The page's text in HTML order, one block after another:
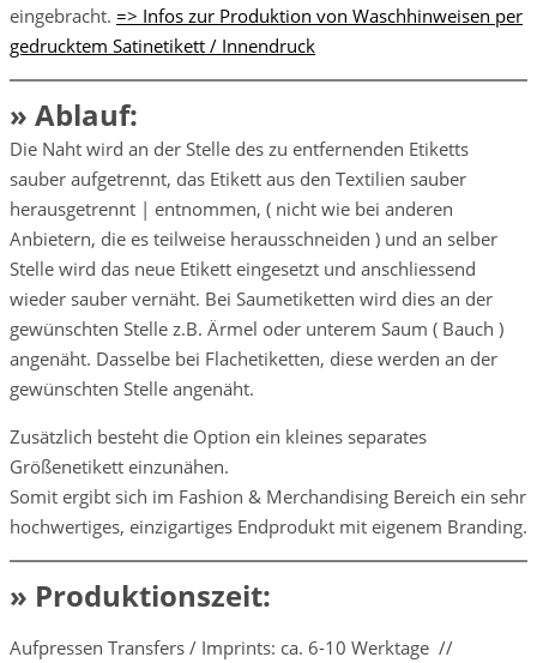
eingebracht. => Infos zur Produktion von Waschhinweisen per
gedrucktem Satinetikett / Innendruck
» Ablauf:
Die Naht wird an der Stelle des zu entfernenden Etiketts
sauber aufgetrennt, das Etikett aus den Textilien sauber
herausgetrennt | entnommen, ( nicht wie bei anderen
Anbietern, die es teilweise herausschneiden ) und an selber
Stelle wird das neue Etikett eingesetzt und anschliessend
wieder sauber vernäht. Bei Saumetiketten wird dies an der
gewünschten Stelle z.B. Ärmel oder unterem Saum ( Bauch )
angenäht. Dasselbe bei Flachetiketten, diese werden an der
gewünschten Stelle angenäht.
Zusätzlich besteht die Option ein kleines separates
Größenetikett einzunähen.
Somit ergibt sich im Fashion & Merchandising Bereich ein sehr
hochwertiges, einzigartiges Endprodukt mit eigenem Branding.
» Produktionszeit:
Aufpressen Transfers / Imprints: ca. 6-10 Werktage //